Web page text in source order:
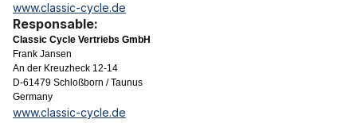
www.classic-cycle.de
Responsable:
Classic Cycle Vertriebs GmbH
Frank Jansen
An der Kreuzheck 12-14
D-61479 Schloßborn / Taunus
Germany
www.classic-cycle.de